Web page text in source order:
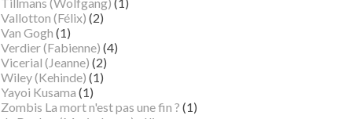
Vallotton (Félix) (2)
Van Gogh (1)
Verdier (Fabienne) (4)
Vicerial (Jeanne) (2)
Wiley (Kehinde) (1)
Yayoi Kusama (1)
Zombis La mort n'est pas une fin ? (1)